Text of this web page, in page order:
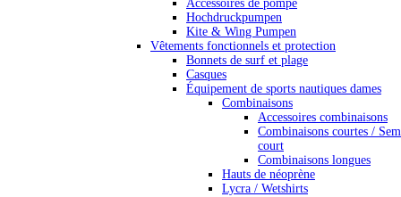
Accessoires de pompe
Hochdruckpumpen
Kite & Wing Pumpen
Vêtements fonctionnels et protection
Bonnets de surf et plage
Casques
Équipement de sports nautiques dames
Combinaisons
Accessoires combinaisons
Combinaisons courtes /
court
Combinaisons longues
Hauts de néoprène
Lycra / Wetshirts